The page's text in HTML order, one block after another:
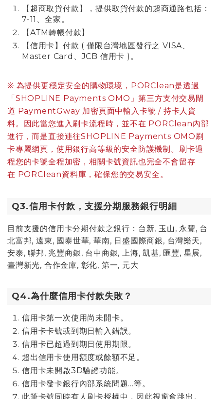
【超商取貨付款】，提供取貨付款的超商通路包括：
7-11、全家。
【ATM轉帳付款】
【信用卡】付款 ( 僅限台灣地區發行之 VISA、
Master Card、JCB 信用卡 )。
※ 為提供更穩定安全的購物環境，PORClean是透過
「SHOPLINE Payments OMO」第三方支付交易閘
道 PaymentGway 加密頁面中輸入卡號 / 持卡人資
料。因此當您進入刷卡流程時，並不在 PORClean內部
進行，而是直接連往SHOPLINE Payments OMO刷
卡專屬網頁，使用銀行高等級的安全防護機制。刷卡過
程您的卡號全程加密，相關卡號資訊也完全不會留存
在 PORClean資料庫，確保您的交易安全。
Q3.信用卡付款，支援分期服務銀行明細
目前支援的信用卡分期付款之銀行：台新, 玉山, 永豐, 台
北富邦, 遠東, 國泰世華, 華南, 日盛國際商銀, 台灣樂天,
安泰, 聯邦, 兆豐商銀, 台中商銀, 上海, 凱基, 匯豐, 星展,
臺灣新光, 合作金庫, 彰化, 第一, 元大
Q4.為什麼信用卡付款失敗？
信用卡第一次使用尚未開卡。
信用卡卡號或到期日輸入錯誤。
信用卡已超過到期日使用期限。
超出信用卡使用額度或餘額不足。
信用卡未開啟3D驗證功能。
信用卡發卡銀行內部系統問題…等。
此筆卡號同時有人刷卡授權中，因此視窗會跳出。